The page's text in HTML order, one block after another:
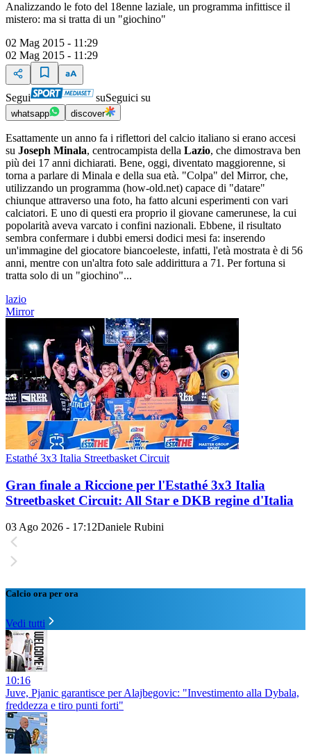
Analizzando le foto del 18enne laziale, un programma infittisce il
mistero: ma si tratta di un "giochino"
02 Mag 2015 - 11:29
02 Mag 2015 - 11:29
Segui suSeguici su
whatsapp discover
Esattamente un anno fa i riflettori del calcio italiano si erano accesi
su Joseph Minala, centrocampista della Lazio, che dimostrava ben
più dei 17 anni dichiarati. Bene, oggi, diventato maggiorenne, si
torna a parlare di Minala e della sua età. "Colpa" del Mirror, che,
utilizzando un programma (how-old.net) capace di "datare"
chiunque attraverso una foto, ha fatto alcuni esperimenti con vari
calciatori. E uno di questi era proprio il giovane camerunese, la cui
popolarità aveva varcato i confini nazionali. Ebbene, il risultato
sembra confermare i dubbi emersi dodici mesi fa: inserendo
un'immagine del giocatore biancoeleste, infatti, l'età mostrata è di 56
anni, mentre con un'altra foto sale addirittura a 71. Per fortuna si
tratta solo di un "giochino"...
lazio
Mirror
Estathé 3x3 Italia Streetbasket Circuit
Gran finale a Riccione per l'Estathé 3x3 Italia
Streetbasket Circuit: All Star e DKB regine d'Italia
03 Ago 2026 - 17:12Daniele Rubini
Calcio ora per ora
Vedi tutti
10:16
Juve, Pjanic garantisce per Alajbegovic: "Investimento alla Dybala,
freddezza e tiro punti forti"